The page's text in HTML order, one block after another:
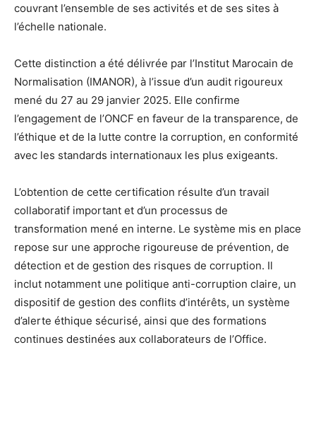
couvrant l’ensemble de ses activités et de ses sites à
l’échelle nationale.
Cette distinction a été délivrée par l’Institut Marocain de
Normalisation (IMANOR), à l’issue d’un audit rigoureux
mené du 27 au 29 janvier 2025. Elle confirme
l’engagement de l’ONCF en faveur de la transparence, de
l’éthique et de la lutte contre la corruption, en conformité
avec les standards internationaux les plus exigeants.
L’obtention de cette certification résulte d’un travail
collaboratif important et d’un processus de
transformation mené en interne. Le système mis en place
repose sur une approche rigoureuse de prévention, de
détection et de gestion des risques de corruption. Il
inclut notamment une politique anti-corruption claire, un
dispositif de gestion des conflits d’intérêts, un système
d’alerte éthique sécurisé, ainsi que des formations
continues destinées aux collaborateurs de l’Office.